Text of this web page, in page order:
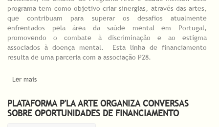
programa tem como objetivo criar sinergias, através das artes,
que contribuam para superar os desafios atualmente
enfrentados pela área da saúde mental em Portugal,
promovendo o combate à discriminação e ao estigma
associados à doença mental. Esta linha de financiamento
resulta de uma parceria com a associação P28.
Ler mais
PLATAFORMA P'LA ARTE ORGANIZA CONVERSAS
SOBRE OPORTUNIDADES DE FINANCIAMENTO